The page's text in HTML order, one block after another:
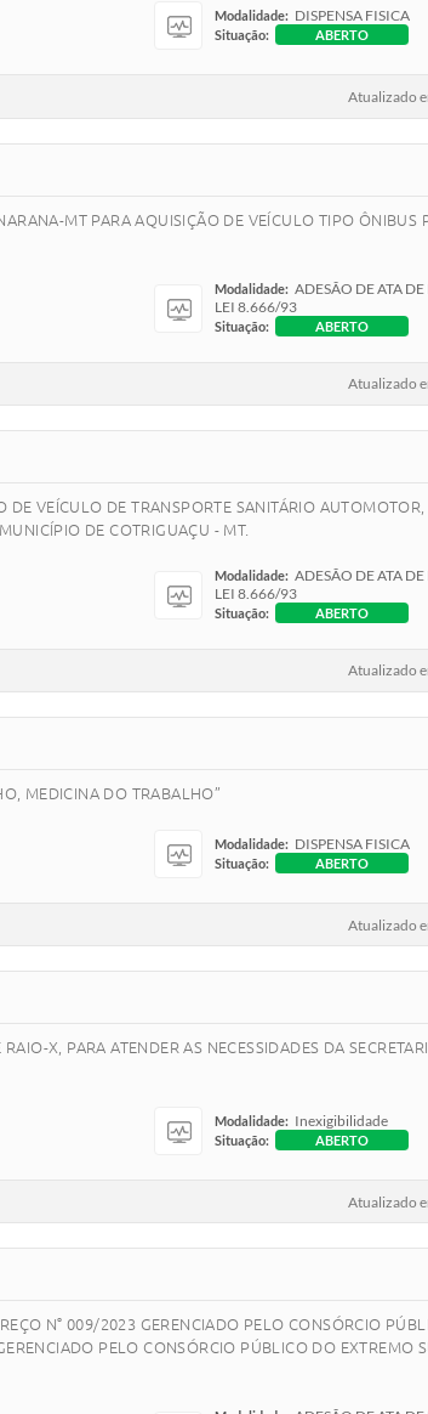
Modalidade: DISPENSA FISICA
Situação: ABERTO
Atualizado
MT PARA AQUISIÇÃO DE VEÍCULO TIPO ÔNIBUS
Modalidade: ADESÃO DE ATA
LEI 8.666/93
Situação: ABERTO
Atualizado
VEÍCULO DE TRANSPORTE SANITÁRIO
DE COTRIGUAÇU - MT.
Modalidade: ADESÃO DE ATA
LEI 8.666/93
Situação: ABERTO
Atualizado
MEDICINA DO TRABALHO”
Modalidade: DISPENSA FISICA
Situação: ABERTO
Atualizado
X, PARA ATENDER AS NECESSIDADES DA
Modalidade: Inexigibilidade
Situação: ABERTO
Atualizado
N° 009/2023 GERENCIADO PELO CONSÓRCIO
PELO CONSÓRCIO PÚBLICO DO EXTREMO